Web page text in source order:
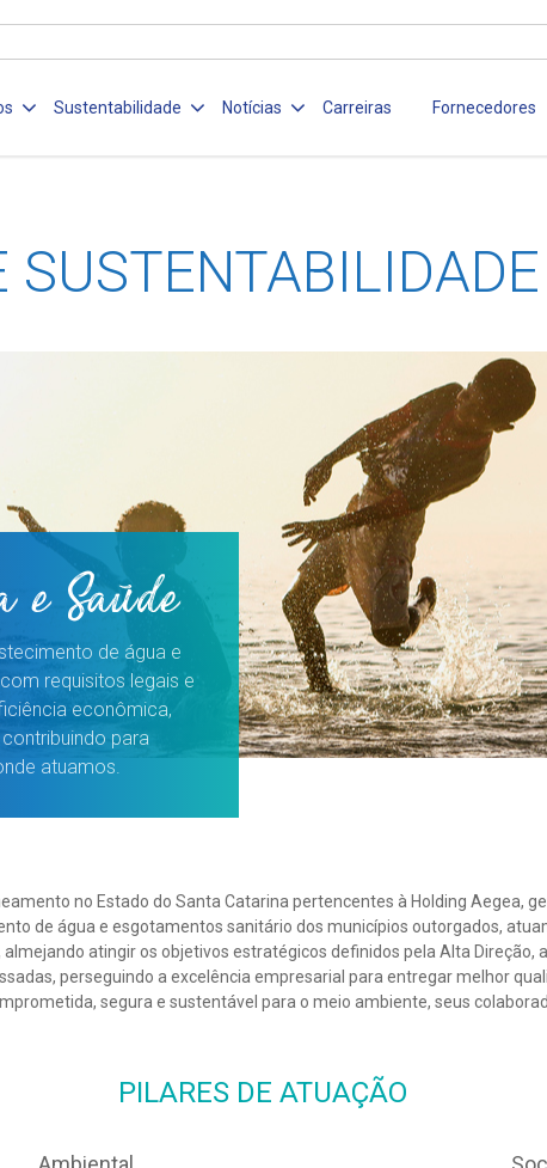
Sustentabilidade Notícias Carreiras Fornecedores
SUSTENTABILIDADE
e Saúde
de água e
requisitos legais e
econômica,
para
atuamos.
no Estado do Santa Catarina pertencentes à Holding Aegea,
de água e esgotamentos sanitário dos municípios outorgados,
atingir os objetivos estratégicos definidos pela Alta Direção,
perseguindo a excelência empresarial para entregar melhor
segura e sustentável para o meio ambiente, seus
PILARES DE ATUAÇÃO